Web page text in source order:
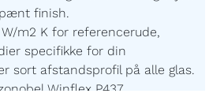
finish.
W/m2 K for referencerude,
specifikke for din
sort afstandsprofil på alle glas.
Winflex P437.